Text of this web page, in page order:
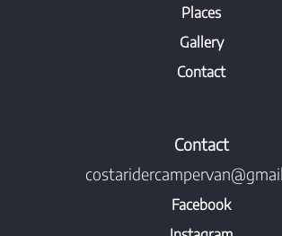
Places
Gallery
Contact
Contact
Facebook